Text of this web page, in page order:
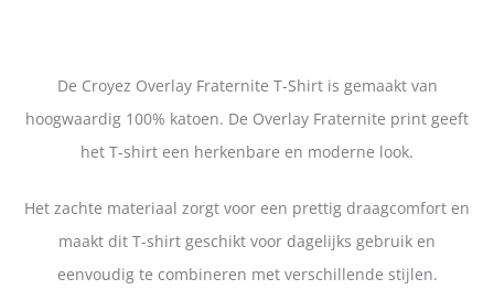
De Croyez Overlay Fraternite T-Shirt is gemaakt van
hoogwaardig 100% katoen. De Overlay Fraternite print geeft
het T-shirt een herkenbare en moderne look.
Het zachte materiaal zorgt voor een prettig draagcomfort en
maakt dit T-shirt geschikt voor dagelijks gebruik en
eenvoudig te combineren met verschillende stijlen.